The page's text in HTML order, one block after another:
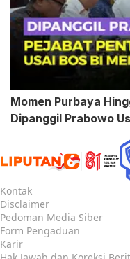
Momen Purbaya
Dipanggil Prabowo
Kontak
Disclaimer
Pedoman Media Siber
Form Pengaduan
Karir